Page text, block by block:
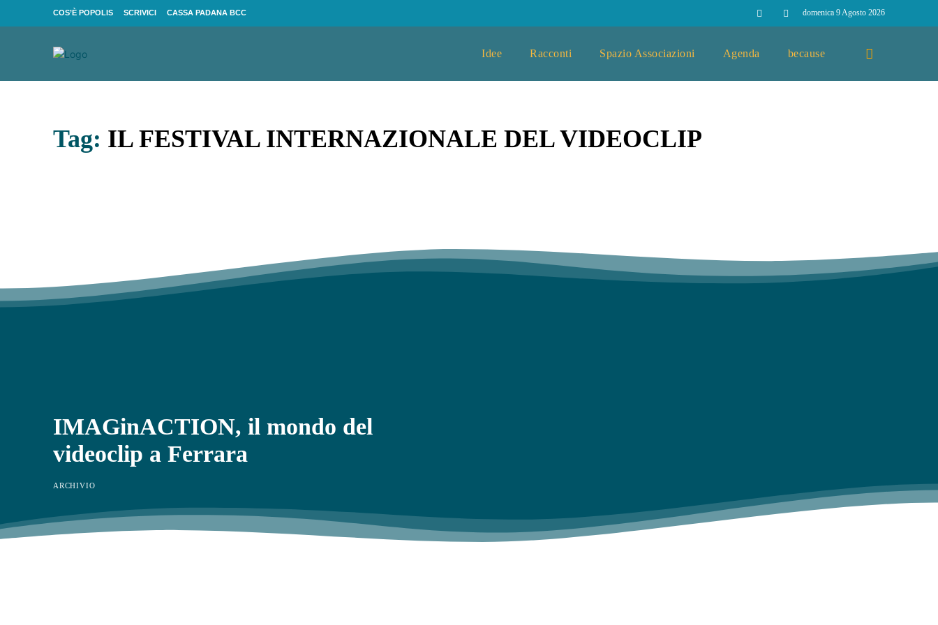
COS’È POPOLIS SCRIVICI CASSA PADANA BCC domenica 9 Agosto 2026
Idee Racconti Spazio Associazioni Agenda because
Tag: IL FESTIVAL INTERNAZIONALE DEL VIDEOCLIP
IMAGinACTION, il mondo del
videoclip a Ferrara
ARCHIVIO